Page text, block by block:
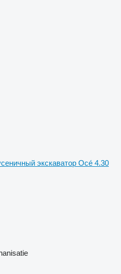
экскаватор Océ 4.30